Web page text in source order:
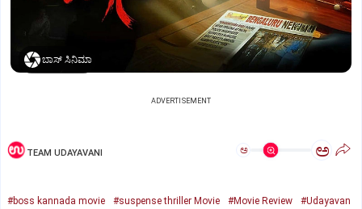
ಬಾಸ್‌ ಸಿನಿಮಾ
ADVERTISEMENT
TEAM UDAYAVANI ಅ ಅ
#boss kannada movie #suspense thriller Movie #Movie Review
#Udayavan